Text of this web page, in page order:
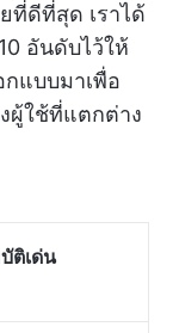
ที่ดีที่สุด เราได้
อันดับไว้ให้
แบบมาเพื่อ
ผู้ใช้ที่แตกต่าง
ติเด่น